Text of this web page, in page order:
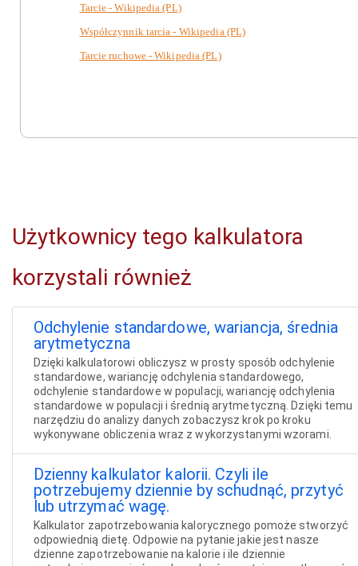
Tarcie - Wikipedia (PL)
Współczynnik tarcia - Wikipedia (PL)
Tarcie ruchowe - Wikipedia (PL)
Użytkownicy tego kalkulatora
korzystali również
Odchylenie standardowe, wariancja, średnia
arytmetyczna
Dzięki kalkulatorowi obliczysz w prosty sposób odchylenie
standardowe, wariancję odchylenia standardowego,
odchylenie standardowe w populacji, wariancję odchylenia
standardowe w populacji i średnią arytmetyczną. Dzięki temu
narzędziu do analizy danych zobaczysz krok po kroku
wykonywane obliczenia wraz z wykorzystanymi wzorami.
Dzienny kalkulator kalorii. Czyli ile
potrzebujemy dziennie by schudnąć, przytyć
lub utrzymać wagę.
Kalkulator zapotrzebowania kalorycznego pomoże stworzyć
odpowiednią dietę. Odpowie na pytanie jakie jest nasze
dzienne zapotrzebowanie na kalorie i ile dziennie